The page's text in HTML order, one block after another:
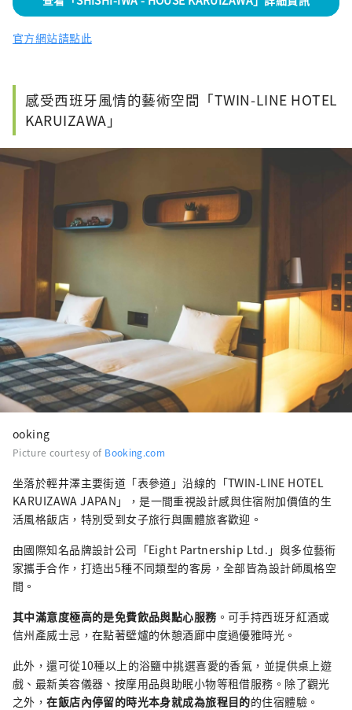
官方網站請點此
感受西班牙風情的藝術空間「TWIN-LINE HOTEL
KARUIZAWA」
ooking
Picture courtesy of Booking.com
坐落於輕井澤主要街道「表參道」沿線的「TWIN-LINE HOTEL
KARUIZAWA JAPAN」，是一間重視設計感與住宿附加價值的生
活風格飯店，特別受到女子旅行與團體旅客歡迎。
由國際知名品牌設計公司「Eight Partnership Ltd.」與多位藝術
家攜手合作，打造出5種不同類型的客房，全部皆為設計師風格空
間。
其中滿意度極高的是免費飲品與點心服務 。可手持西班牙紅酒或
信州產威士忌，在點著壁爐的休憩酒廊中度過優雅時光。
此外，還可從10種以上的浴鹽中挑選喜愛的香氣，並提供桌上遊
戲、最新美容儀器、按摩用品與助眠小物等租借服務。除了觀光
之外，在飯店內停留的時光本身就成為旅程目的的住宿體驗。